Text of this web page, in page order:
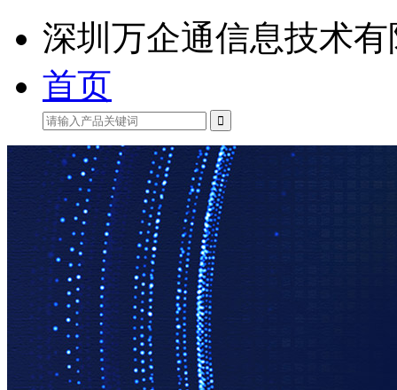
深圳万企通信息技术
首页